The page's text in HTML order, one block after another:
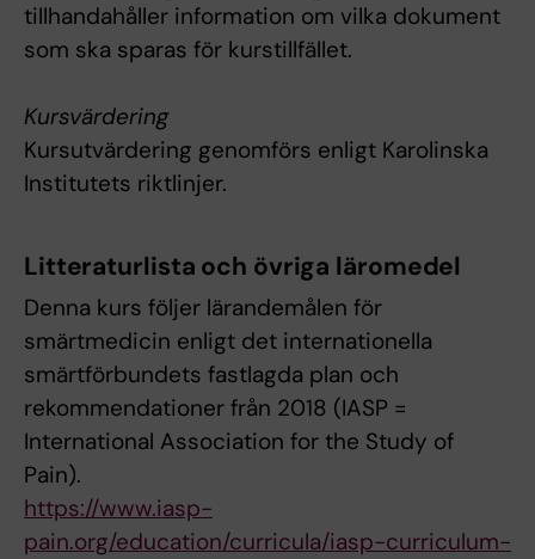
tillhandahåller information om vilka dokument
som ska sparas för kurstillfället.
Kursvärdering
Kursutvärdering genomförs enligt Karolinska
Institutets riktlinjer.
Litteraturlista och övriga läromedel
Denna kurs följer lärandemålen för
smärtmedicin enligt det internationella
smärtförbundets fastlagda plan och
rekommendationer från 2018 (IASP =
International Association for the Study of
Pain).
https://www.iasp-
pain.org/education/curricula/iasp-curriculum-